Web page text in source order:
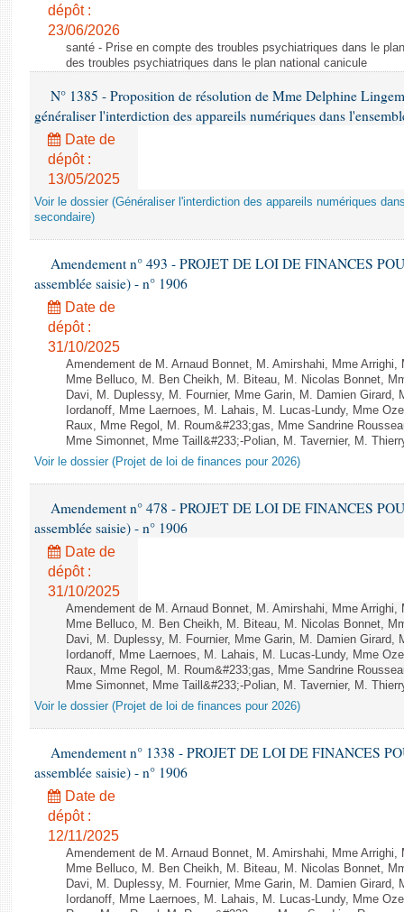
dépôt :
23/06/2026
santé - Prise en compte des troubles psychiatriques dans le
des troubles psychiatriques dans le plan national canicule
N° 1385 - Proposition de résolution de Mme Delphine
généraliser l'interdiction des appareils numériques dans
Date de
dépôt :
13/05/2025
Voir le dossier (Généraliser l'interdiction des appareils numériques
secondaire)
Amendement n° 493 - PROJET DE LOI DE FINANCES
assemblée saisie) - n° 1906
Date de
dépôt :
31/10/2025
Amendement de M. Arnaud Bonnet, M. Amirshahi, Mme
Mme Belluco, M. Ben Cheikh, M. Biteau, M. Nicolas Bonnet,
Davi, M. Duplessy, M. Fournier, Mme Garin, M. Damien Girard,
Iordanoff, Mme Laernoes, M. Lahais, M. Lucas-Lundy, Mme
Raux, Mme Regol, M. Roum&#233;gas, Mme Sandrine
Mme Simonnet, Mme Taill&#233;-Polian, M. Tavernier, M.
Voir le dossier (Projet de loi de finances pour 2026)
Amendement n° 478 - PROJET DE LOI DE FINANCES
assemblée saisie) - n° 1906
Date de
dépôt :
31/10/2025
Amendement de M. Arnaud Bonnet, M. Amirshahi, Mme
Mme Belluco, M. Ben Cheikh, M. Biteau, M. Nicolas Bonnet,
Davi, M. Duplessy, M. Fournier, Mme Garin, M. Damien Girard,
Iordanoff, Mme Laernoes, M. Lahais, M. Lucas-Lundy, Mme
Raux, Mme Regol, M. Roum&#233;gas, Mme Sandrine
Mme Simonnet, Mme Taill&#233;-Polian, M. Tavernier, M.
Voir le dossier (Projet de loi de finances pour 2026)
Amendement n° 1338 - PROJET DE LOI DE FINANCES
assemblée saisie) - n° 1906
Date de
dépôt :
12/11/2025
Amendement de M. Arnaud Bonnet, M. Amirshahi, Mme
Mme Belluco, M. Ben Cheikh, M. Biteau, M. Nicolas Bonnet,
Davi, M. Duplessy, M. Fournier, Mme Garin, M. Damien Girard,
Iordanoff, Mme Laernoes, M. Lahais, M. Lucas-Lundy, Mme